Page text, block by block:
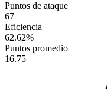
Puntos de ataque
67
Eficiencia
62.62%
Puntos promedio
16.75